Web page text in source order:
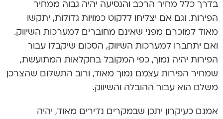
בדרך כלל מחיר הרכב והנסיעה יהיה גבוה ממחיר
הפירות. וגם אם יצליחו ללקוט כמויות גדולות, יתקשו
מאוד למוכרם מפני שאינם מחוברים למערכות השיווק.
ואם יתחברו למערכות השיווק, הסכום שיקבלו עבור
הפירות יהיה נמוך, כפי המקובל בחקלאות המתועשת,
שמחיר הפירות עצמם נמוך מאוד, ורוב התשלום שהצרכן
משלם הוא עבור ההובלה והשיווק.
אמנם כעיקרון יתכן שבמקרים נדירים מאוד, יהיה